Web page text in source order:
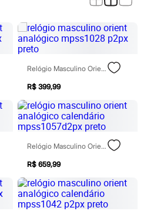
Relógio Masculino Orient Analógico Mpss1028 P2px Preto
R$ 399,99
Relógio Masculino Orient Analógico Calendário Mpss1057d2px Preto
R$ 659,99